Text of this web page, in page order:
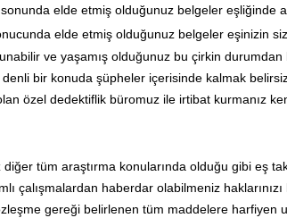
elde etmiş olduğunuz belgeler eşliğinde
elde etmiş olduğunuz belgeler eşinizin
ve yaşamış olduğunuz bu çirkin
bir konuda şüpheler içerisinde kalmak
özel dedektiflik büromuz ile irtibat kurmanız
tüm araştırma konularında olduğu gibi eş
çalışmalardan haberdar olabilmeniz
gereği belirlenen tüm maddelere harfiyen